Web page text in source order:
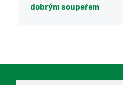
dobrým soupeřem